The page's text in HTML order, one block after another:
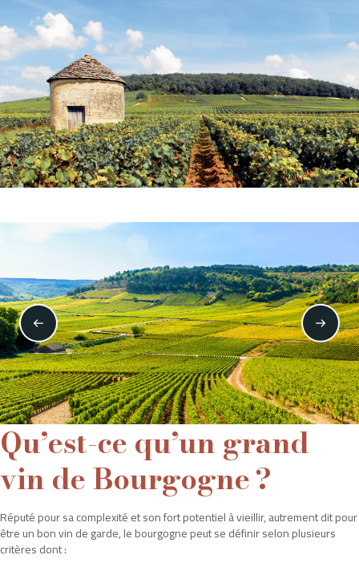
Qu’est-ce qu’un grand
vin de Bourgogne ?
Réputé pour sa complexité et son fort potentiel à vieillir, autrement dit pour
être un bon vin de garde, le bourgogne peut se définir selon plusieurs
critères dont :